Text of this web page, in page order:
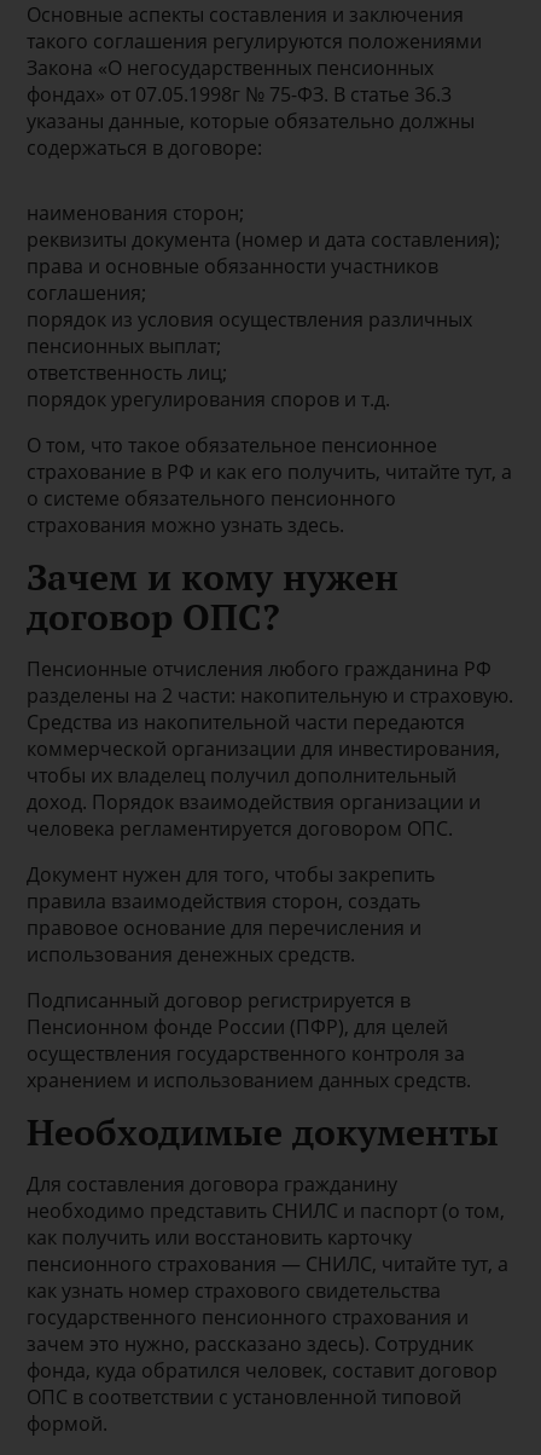
Основные аспекты составления и заключения
такого соглашения регулируются положениями
Закона «О негосударственных пенсионных
фондах» от 07.05.1998г № 75-ФЗ. В статье 36.3
указаны данные, которые обязательно должны
содержаться в договоре:
наименования сторон;
реквизиты документа (номер и дата составления);
права и основные обязанности участников
соглашения;
порядок из условия осуществления различных
пенсионных выплат;
ответственность лиц;
порядок урегулирования споров и т.д.
О том, что такое обязательное пенсионное
страхование в РФ и как его получить, читайте тут, а
о системе обязательного пенсионного
страхования можно узнать здесь.
Зачем и кому нужен
договор ОПС?
Пенсионные отчисления любого гражданина РФ
разделены на 2 части: накопительную и страховую.
Средства из накопительной части передаются
коммерческой организации для инвестирования,
чтобы их владелец получил дополнительный
доход. Порядок взаимодействия организации и
человека регламентируется договором ОПС.
Документ нужен для того, чтобы закрепить
правила взаимодействия сторон, создать
правовое основание для перечисления и
использования денежных средств.
Подписанный договор регистрируется в
Пенсионном фонде России (ПФР), для целей
осуществления государственного контроля за
хранением и использованием данных средств.
Необходимые документы
Для составления договора гражданину
необходимо представить СНИЛС и паспорт (о том,
как получить или восстановить карточку
пенсионного страхования — СНИЛС, читайте тут, а
как узнать номер страхового свидетельства
государственного пенсионного страхования и
зачем это нужно, рассказано здесь). Сотрудник
фонда, куда обратился человек, составит договор
ОПС в соответствии с установленной типовой
формой.